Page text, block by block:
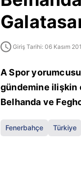
Giriş Tarihi: 06 Kasım
A Spor
gündemine ilişkin
Belhanda ve
Fenerbahçe Türkiye